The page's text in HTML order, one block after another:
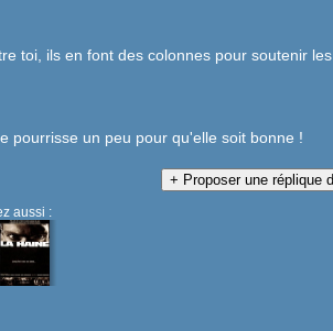
toi, ils en font des colonnes pour soutenir les
pourrisse un peu pour qu'elle soit bonne !
aussi :